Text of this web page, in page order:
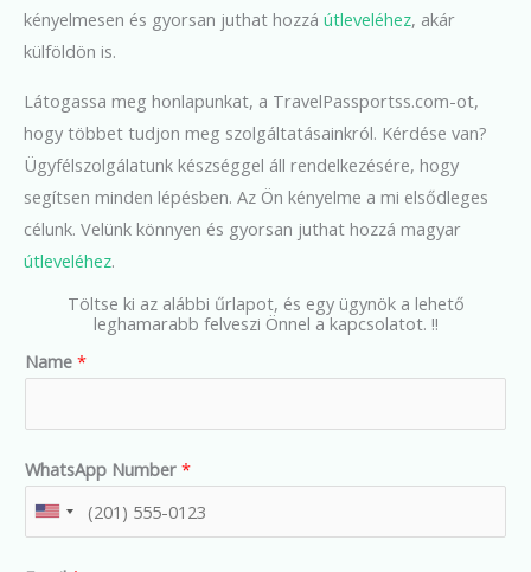
kényelmesen és gyorsan juthat hozzá útleveléhez, akár
külföldön is.
Látogassa meg honlapunkat, a TravelPassportss.com-ot,
hogy többet tudjon meg szolgáltatásainkról. Kérdése van?
Ügyfélszolgálatunk készséggel áll rendelkezésére, hogy
segítsen minden lépésben. Az Ön kényelme a mi elsődleges
célunk. Velünk könnyen és gyorsan juthat hozzá magyar
útleveléhez.
Töltse ki az alábbi űrlapot, és egy ügynök a lehető
leghamarabb felveszi Önnel a kapcsolatot. !!
Name *
WhatsApp Number *
U